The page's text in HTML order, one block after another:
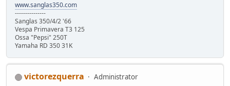
www.sanglas350.com
---------------
Sanglas 350/4/2 '66
Vespa Primavera T3 125
Ossa "Pepsi" 250T
Yamaha RD 350 31K
victorezquerra
Administrator